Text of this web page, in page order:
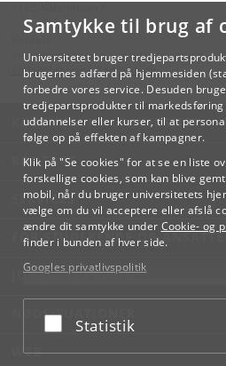
Samtykke til brug af
Universitetet bruger
brugernes adfærd på hjemmesiden
forbedre vores service. Desuden
tredjepartsprodukter til
uddannelser eller kurser, til at
følge op på effekten af kampagner.
Klik på "Se cookies" for at se en liste
forskellige cookies, som kan blive
mobil, når du bruger universitetets
vælge om du vil acceptere eller afslå
ændre dit samtykke under Cookie- og
finder i bunden af hver side.
Googles privatlivspolitik
Acceptér eller afslå
Statistik
Videreuddannelse og Livslang Læring
lifelonglearning@adm.ku.dk
KØBENHAVNS UNIVERSITET
KONTAKT
SERVICES
FOR STUDERENDE OG ANSATTE
JOB OG KARRIERE
NØDSITUATIONER
WEB